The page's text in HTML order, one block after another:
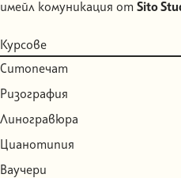
имейл комуникация от Sito
Курсове
Ситопечат
Ризография
Линогравюра
Цианотипия
Ваучери